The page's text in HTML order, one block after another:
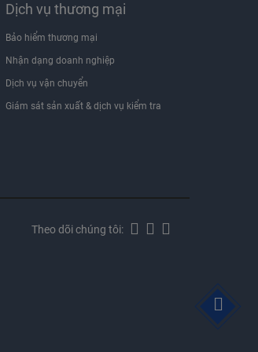
Dịch vụ thương mại
Bảo hiểm thương mại
Nhận dạng doanh nghiệp
Dịch vụ vận chuyển
Giám sát sản xuất & dịch vụ kiểm tra
Theo dõi chúng tôi: